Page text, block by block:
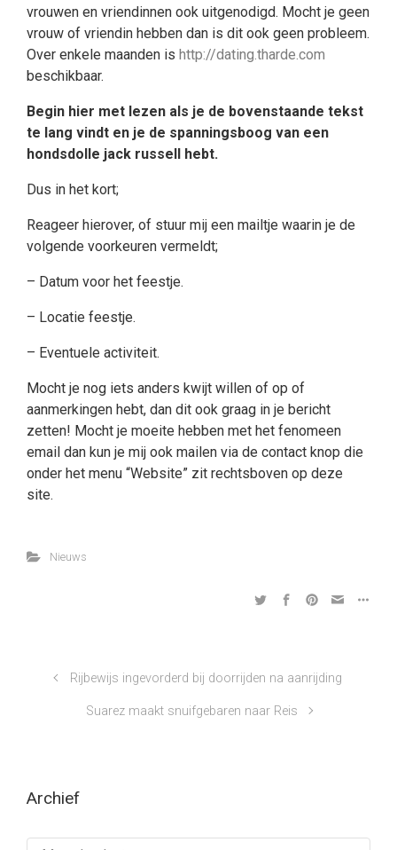
vrouwen en vriendinnen ook uitgenodigd. Mocht je geen
vrouw of vriendin hebben dan is dit ook geen probleem.
Over enkele maanden is http://dating.tharde.com
beschikbaar.
Begin hier met lezen als je de bovenstaande tekst
te lang vindt en je de spanningsboog van een
hondsdolle jack russell hebt.
Dus in het kort;
Reageer hierover, of stuur mij een mailtje waarin je de
volgende voorkeuren vermeldt;
– Datum voor het feestje.
– Locatie feestje.
– Eventuele activiteit.
Mocht je nog iets anders kwijt willen of op of
aanmerkingen hebt, dan dit ook graag in je bericht
zetten! Mocht je moeite hebben met het fenomeen
email dan kun je mij ook mailen via de contact knop die
onder het menu “Website” zit rechtsboven op deze
site.
Nieuws
Rijbewijs ingevorderd bij doorrijden na aanrijding
Suarez maakt snuifgebaren naar Reis
Archief